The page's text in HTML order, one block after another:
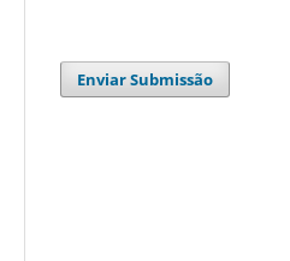
Enviar Submissão